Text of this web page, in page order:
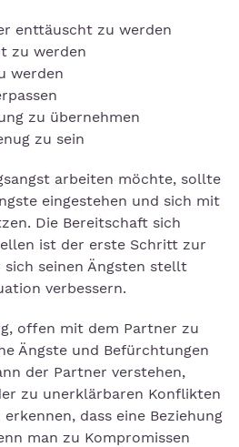
enttäuscht zu werden
zu werden
werden
zu übernehmen
zu sein
arbeiten möchte, sollte
eingestehen und sich mit
Die Bereitschaft sich
ist der erste Schritt zur
sich seinen Ängsten stellt
verbessern.
offen mit dem Partner zu
Ängste und Befürchtungen
der Partner verstehen,
zu unerklärbaren Konflikten
dass eine Beziehung
man zu Kompromissen